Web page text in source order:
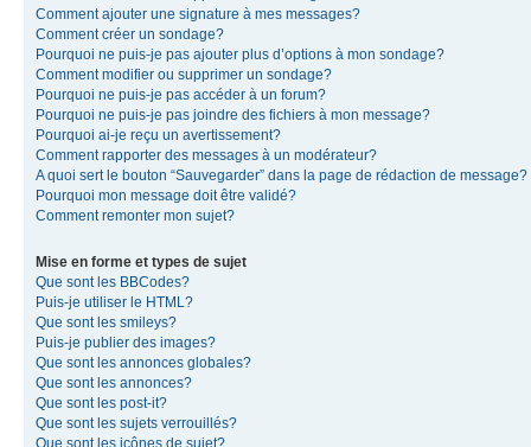
Comment ajouter une signature à mes messages?
Comment créer un sondage?
Pourquoi ne puis-je pas ajouter plus d’options à mon sondage?
Comment modifier ou supprimer un sondage?
Pourquoi ne puis-je pas accéder à un forum?
Pourquoi ne puis-je pas joindre des fichiers à mon message?
Pourquoi ai-je reçu un avertissement?
Comment rapporter des messages à un modérateur?
A quoi sert le bouton “Sauvegarder” dans la page de rédaction de message?
Pourquoi mon message doit être validé?
Comment remonter mon sujet?
Mise en forme et types de sujet
Que sont les BBCodes?
Puis-je utiliser le HTML?
Que sont les smileys?
Puis-je publier des images?
Que sont les annonces globales?
Que sont les annonces?
Que sont les post-it?
Que sont les sujets verrouillés?
Que sont les icônes de sujet?